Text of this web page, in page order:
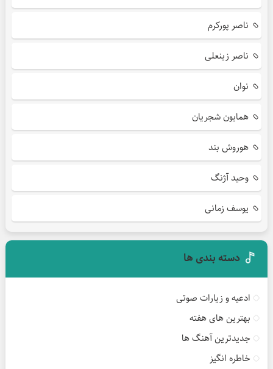
ناصر پورکرم
ناصر زینعلی
نوان
همایون شجریان
هوروش بند
وحید آژنگ
یوسف زمانی
دسته بندی ها
ادعیه و زیارات صوتی
بهترین های هفته
جدیدترین آهنگ ها
خاطره انگیز